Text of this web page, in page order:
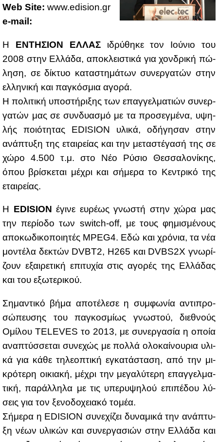
Web Site: www.​edision.​gr
e-mail:
Η ΕΝΤΗ­ΣΙΟΝ ΕΛ­ΛΑΣιδρύ­θη­κε τον Ιού­νιο του
2008 στην Ελ­λά­δα, απο­κλει­στι­κά για χον­δρι­κή πώ­
λη­ση, σε δί­κτυο κα­τα­στη­μά­των συ­νερ­γα­τών στην
ελ­λη­νι­κή και πα­γκό­σμια αγο­ρά.
Η πο­λι­τι­κή υπο­στή­ρι­ξης των επαγ­γελ­μα­τιών συ­νερ­
γα­τών μας σε συν­δυα­σμό με τα προ­σεγ­μέ­να, υψη­
λής ποιό­τη­τας EDISION υλι­κά, οδή­γη­σαν στην
ανά­πτυ­ξη της εται­ρεί­ας και την με­τα­στέ­γα­σή της σε
χώ­ρο 4.500 τ.μ. στο Νέο Ρύ­σιο Θεσ­σα­λο­νί­κης,
όπου βρί­σκε­ται μέ­χρι και σή­με­ρα το Κε­ντρι­κό της
εται­ρεί­ας.
Η EDISION έγι­νε ευ­ρέ­ως γνω­στή στην χώ­ρα μας
την πε­ρί­ο­δο των switch-off, με τους φη­μι­σμέ­νους
απο­κω­δι­κο­ποι­η­τές MPEG4. Εδώ και χρό­νια, τα νέα
μο­ντέ­λα δε­κτών DVBT2, H265 και DVBS2X γνω­ρί­
ζουν εξαι­ρε­τι­κή επι­τυ­χία στις αγο­ρές της Ελ­λά­δας
και του εξω­τε­ρι­κού.
Ση­μα­ντι­κό βή­μα απο­τέ­λε­σε η συμ­φω­νία αντι­προ­
σώ­πευ­σης του πα­γκο­σμί­ως γνω­στού, διε­θνούς
Ομί­λου TELEVES το 2013, με συ­νερ­γα­σία η οποία
ανα­πτύσ­σε­ται συ­νε­χώς με πολ­λά ολο­καί­νου­ρια υλι­
κά για κά­θε τη­λε­ο­πτι­κή εγκα­τά­στα­ση, από την μι­
κρό­τε­ρη οι­κια­κή, μέ­χρι την με­γα­λύ­τε­ρη επαγ­γελ­μα­
τι­κή, πα­ράλ­λη­λα με τις υπε­ρυ­ψη­λού επι­πέ­δου λύ­
σεις για τον ξε­νο­δο­χεια­κό το­μέα.
Σή­με­ρα η EDISION συ­νε­χί­ζει δυ­να­μι­κά την ανά­πτυ­
ξη νέ­ων υλι­κών και συ­νερ­γα­σιών στην Ελ­λά­δα και